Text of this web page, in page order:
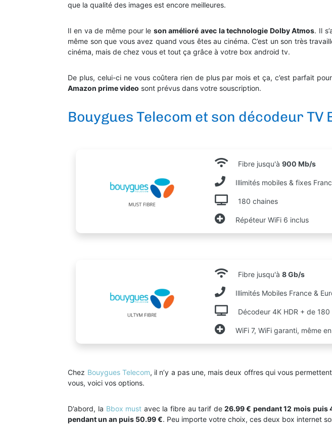
que la qualité des images est encore meilleures.
Il en va de même pour le son amélioré avec la technologie Dolby Atmos. Il
même son que vous avez quand vous êtes au cinéma. C’est un son très
cinéma, mais de chez vous et tout ça grâce à votre box android tv.
De plus, celui-ci ne vous coûtera rien de plus par mois et ça, c’est parfait
Amazon prime video sont prévus dans votre souscription.
Bouygues Telecom et son décodeur TV
Fibre jusqu'à900 Mb/s
Illimités mobiles & fixes
180 chaines
Répéteur WiFi 6 inclus
Fibre jusqu'à8 Gb/s
Illimités Mobiles France &
Décodeur 4K HDR + de 180
WiFi 7, WiFi garanti, même
Chez Bouygues Telecom, il n’y a pas une, mais deux offres qui vous
vous, voici vos options.
D’abord, la Bbox must avec la fibre au tarif de26.99 € pendant 12 mois puis
pendant un an puis 50.99 €. Peu importe votre choix, ces deux box internet